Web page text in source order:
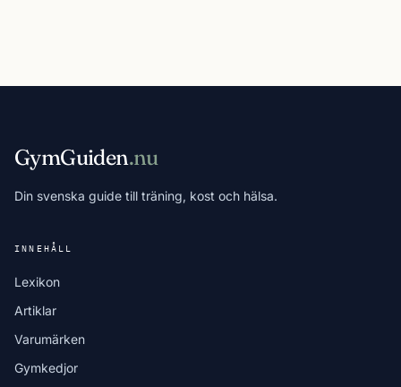
GymGuiden.nu
Din svenska guide till träning, kost och hälsa.
INNEHÅLL
Lexikon
Artiklar
Varumärken
Gymkedjor